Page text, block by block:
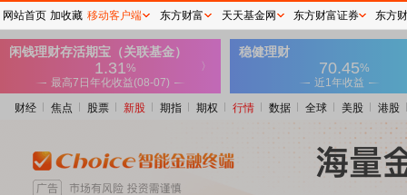
财经 焦点 股票 新股 期指 期权 行情 数据 全球 美股 港股
网站首页 加收藏 移动客户端 东方财富 天天基金网 东方财富证券 东方